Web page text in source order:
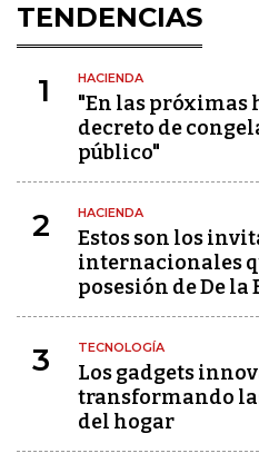
TENDENCIAS
1 HACIENDA
"En las próximas
decreto de
público"
2 HACIENDA
Estos son los
internacionales
posesión de De
3 TECNOLOGÍA
Los gadgets
transformando
del hogar